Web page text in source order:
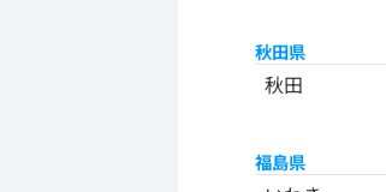
秋田県
秋田
福島県